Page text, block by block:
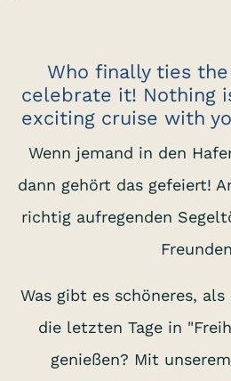
Who finally ties
celebrate it! Nothing
exciting cruise with
Wenn jemand in den
dann gehört das gefeiert!
richtig aufregenden
Was gibt es schöneres,
die letzten Tage in
genießen? Mit